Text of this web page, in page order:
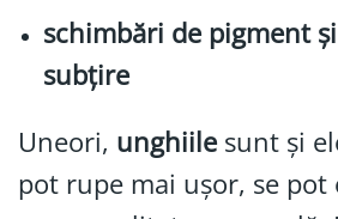
schimbări de pigment
subțire
Uneori, unghiilesunt și
pot rupe mai ușor, se pot